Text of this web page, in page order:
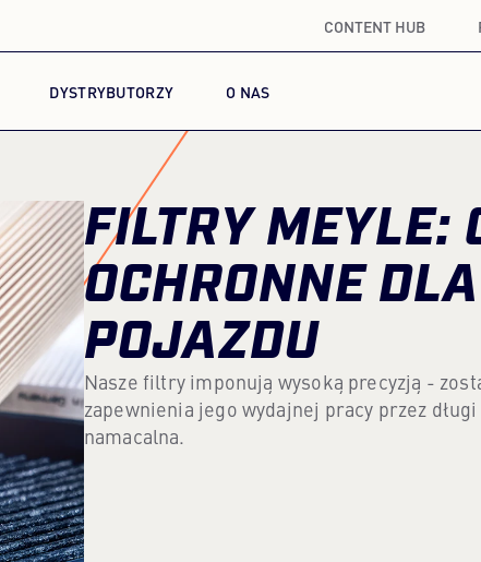
CONTENT HUB
DYSTRYBUTORZY O NAS
FILTRY MEYLE:
OCHRONNE
POJAZDU
Nasze filtry imponują wysoką precyzją -
zapewnienia jego wydajnej pracy przez
namacalna.